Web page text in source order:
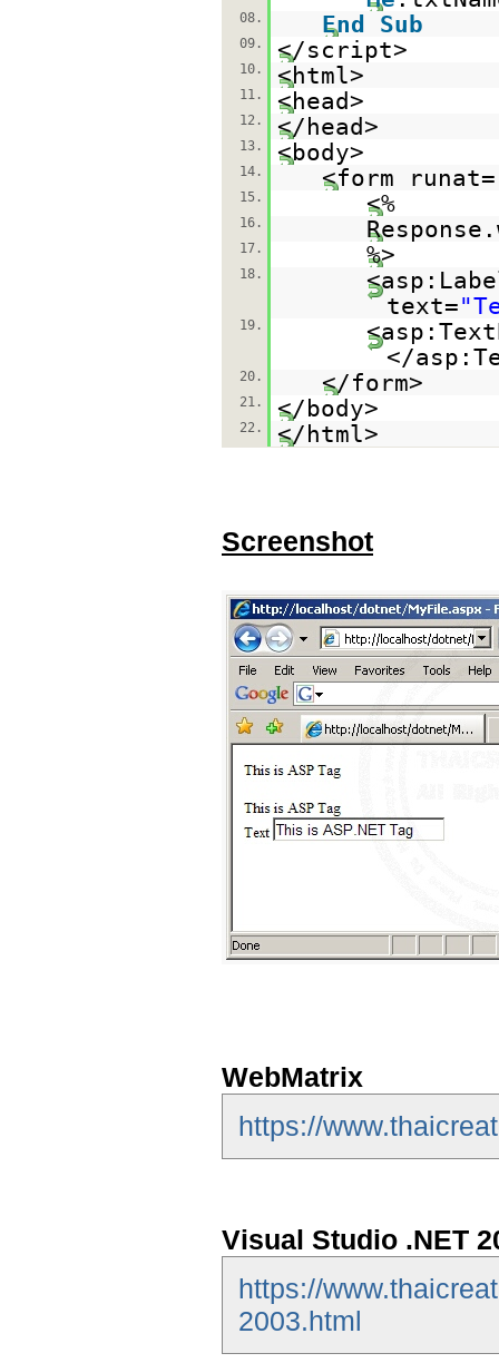
08. End Sub
09. </script>
10. <html>
11. <head>
12. </head>
13. <body>
14. <form runat=
15. <%
16.
17. %>
18.
text=
19.
</
20. </form>
21. </body>
22. </html>
Screenshot
WebMatrix
https://
Visual Studio .NET
https://
2003.html